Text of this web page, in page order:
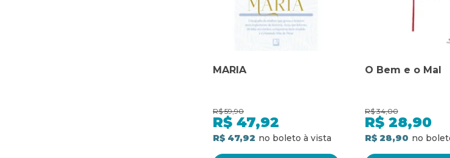
MARIA
R$ 59,90
R$ 47,92
R$ 47,92
O Bem e o Mal
R$ 34,00
R$ 28,90
R$ 28,90